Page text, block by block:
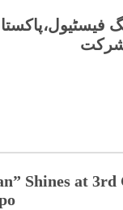
شرکت
Shines at